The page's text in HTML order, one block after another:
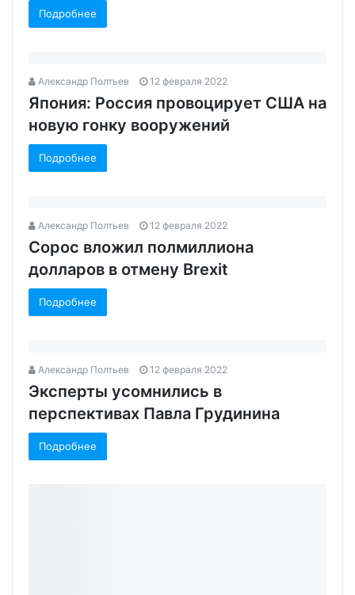
Подробнее
Александр Полтьев 12 февраля 2022
Япония: Россия провоцирует США на
новую гонку вооружений
Подробнее
Александр Полтьев 12 февраля 2022
Сорос вложил полмиллиона
долларов в отмену Brexit‍
Подробнее
Александр Полтьев 12 февраля 2022
Эксперты усомнились в
перспективах Павла Грудинина
Подробнее